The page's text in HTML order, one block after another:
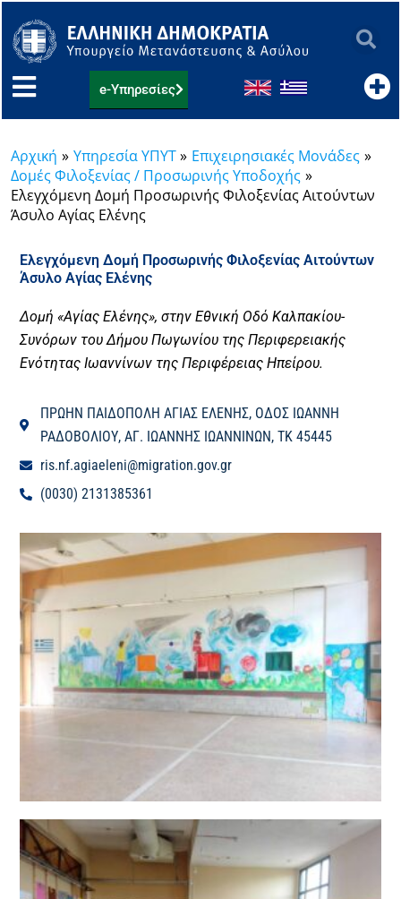
στο
περιεχόμενο
e-Υπηρεσίες
Αρχική Υπηρεσία ΥΠΥΤ
Eπιχειρησιακές Μονάδες
Δομές Φιλοξενίας / Προσωρινής Υποδοχής
Ελεγχόμενη Δομή Προσωρινής Φιλοξενίας Αιτούντων
Άσυλο Αγίας Ελένης
Ελεγχόμενη Δομή Προσωρινής Φιλοξενίας Αιτούντων
Άσυλο Αγίας Ελένης
Δομή «Αγίας Ελένης», στην Εθνική Οδό Καλπακίου-
Συνόρων του Δήμου Πωγωνίου της Περιφερειακής
Ενότητας Ιωαννίνων της Περιφέρειας Ηπείρου.
ΠΡΩΗΝ ΠΑΙΔΟΠΟΛΗ ΑΓΙΑΣ ΕΛΕΝΗΣ, ΟΔΟΣ ΙΩΑΝΝΗ
ΡΑΔΟΒΟΛΙΟΥ, ΑΓ. ΙΩΑΝΝΗΣ ΙΩΑΝΝΙΝΩΝ, ΤΚ 45445
ris.nf.agiaeleni@migration.gov.gr
(0030) 2131385361